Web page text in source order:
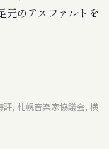
元のアスファルトを
評, 札幌音楽家協議会, 横